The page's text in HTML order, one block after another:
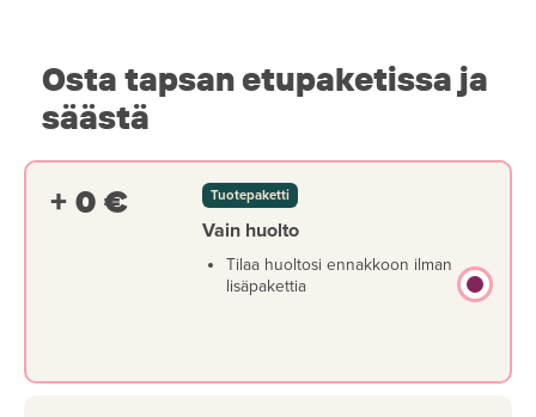
Osta tapsan etupaketissa ja
säästä
+ 0 € Tuotepaketti
Vain huolto
Tilaa huoltosi ennakkoon ilman
lisäpakettia